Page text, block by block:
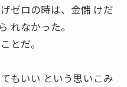
ゼロの時は、金儲 けだ
れなかった。
とだ。
もいい という思いこみ